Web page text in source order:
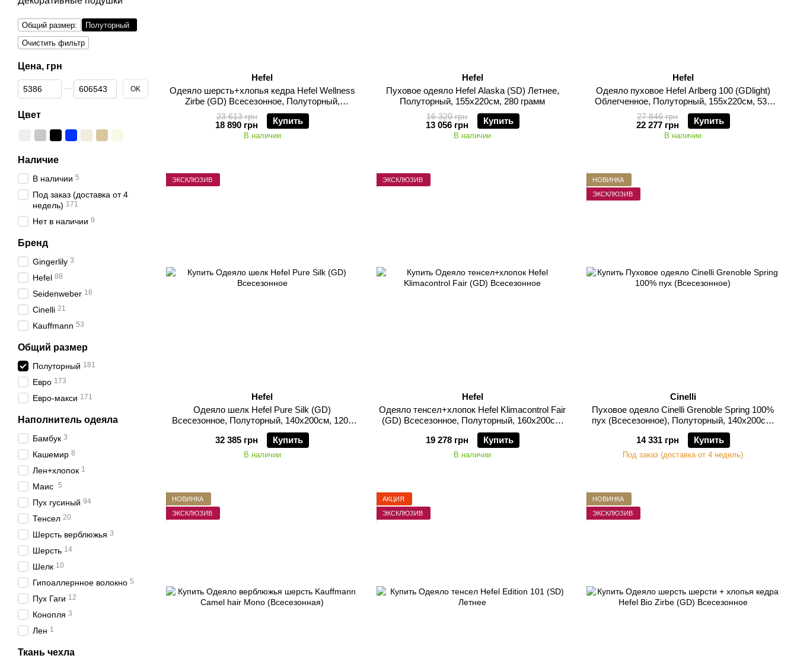
Hefel
Одеяло шерсть+хлопья кедра Hefel Wellness
Zirbe (GD) Всесезонное, Полуторный,
160х220см, 1260+200 грамм
23 613 грн
18 890 грн Купить
В наличии
Hefel
Пуховое одеяло Hefel Alaska (SD) Летнее,
Полуторный, 155х220см, 280 грамм
16 320 грн
13 056 грн Купить
В наличии
Hefel
Одеяло пуховое Hefel Arlberg 100 (GDlight)
Облегченное, Полуторный, 155х220см, 530
грамм
27 846 грн
22 277 грн Купить
В наличии
ЭКСКЛЮЗИВ
Hefel
Одеяло шелк Hefel Pure Silk (GD)
Всесезонное, Полуторный, 140х200см, 1200
грамм
32 385 грн
Купить
В наличии
ЭКСКЛЮЗИВ
Hefel
Одеяло тенсел+хлопок Hefel Klimacontrol Fair
(GD) Всесезонное, Полуторный, 160х200см,
1370 грамм
19 278 грн
Купить
В наличии
НОВИНКА
ЭКСКЛЮЗИВ
Cinelli
Пуховое одеяло Cinelli Grenoble Spring 100%
пух (Всесезонное), Полуторный, 140х200см,
390 грамм
14 331 грн
Купить
Под заказ (доставка от 4 недель)
НОВИНКА
ЭКСКЛЮЗИВ
АКЦИЯ
ЭКСКЛЮЗИВ
НОВИНКА
ЭКСКЛЮЗИВ
Общий размер:
Полуторный
Очистить фильтр
Цена, грн
От Цена, грн
До Цена, грн OK
Цвет
Наличие
В наличии 5
Под заказ (доставка от 4
недель) 171
Нет в наличии 9
Бренд
Gingerlily 3
Hefel 88
Seidenweber 16
Cinelli 21
Kauffmann 53
Общий размер
Полуторный 181
Евро 173
Евро-макси 171
Наполнитель одеяла
Бамбук 3
Кашемир 8
Лен+хлопок 1
Маис 5
Пух гусиный 94
Тенсел 20
Шерсть верблюжья 3
Шерсть 14
Шелк 10
Гипоаллернное волокно 5
Пух Гаги 12
Конопля 3
Лен 1
Ткань чехла